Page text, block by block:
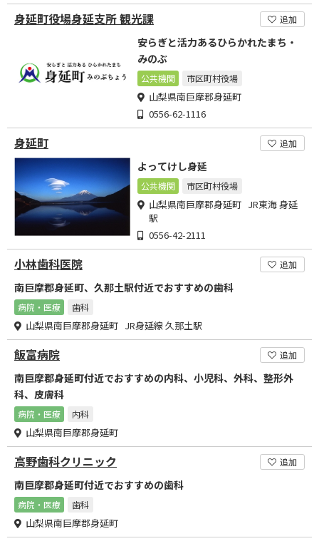
身延町役場身延支所 観光課 追加
安らぎと活力あるひらかれたまち・
みのぶ
公共機関 市区町村役場
山梨県南巨摩郡身延町
0556-62-1116
身延町 追加
よってけし身延
公共機関 市区町村役場
山梨県南巨摩郡身延町 JR東海 身延
駅
0556-42-2111
小林歯科医院 追加
南巨摩郡身延町、久那土駅付近でおすすめの歯科
病院・医療 歯科
山梨県南巨摩郡身延町 JR身延線 久那土駅
飯富病院 追加
南巨摩郡身延町付近でおすすめの内科、小児科、外科、整形外
科、皮膚科
病院・医療 内科
山梨県南巨摩郡身延町
高野歯科クリニック 追加
南巨摩郡身延町付近でおすすめの歯科
病院・医療 歯科
山梨県南巨摩郡身延町